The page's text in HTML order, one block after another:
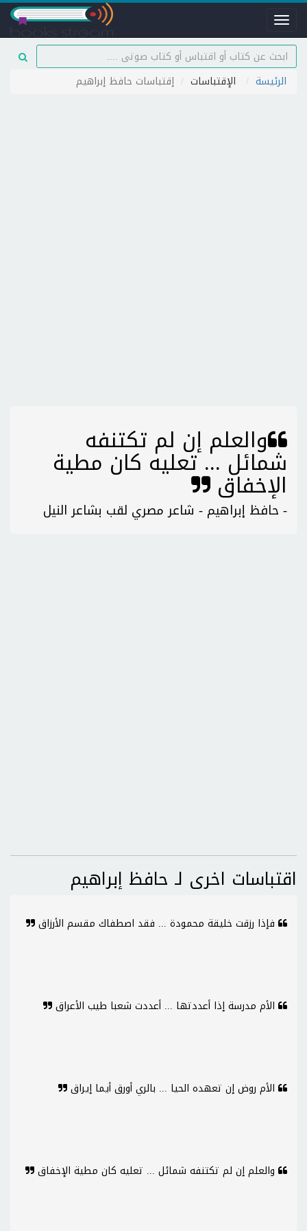
Toggle
navigation
الرئيسة الإقتباسات إقتباسات حافظ إبراهيم
والعلم إن لم تكتنفه
شمائل ... تعليه كان مطية
الإخفاق
- حافظ إبراهيم - شاعر مصري لقب بشاعر النيل
اقتباسات اخرى لـ حافظ إبراهيم
فإذا رزقت خليقة محمودة ... فقد اصطفاك مقسم الأرزاق
الأم مدرسة إذا أعددتها ... أعددت شعبا طيب الأعراق
الأم روض إن تعهده الحيا ... بالري أورق أيما إيراق
والعلم إن لم تكتنفه شمائل ... تعليه كان مطية الإخفاق